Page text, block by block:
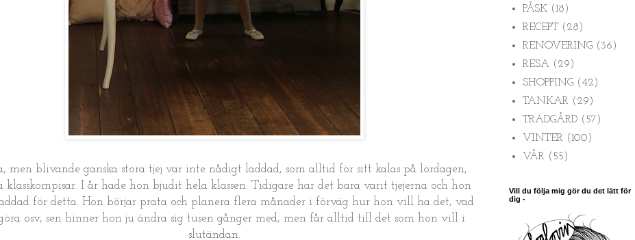
men blivande ganska stora tjej var inte nådigt laddad, som alltid för sitt kalas på lördagen,
klasskompisar. I år hade hon bjudit hela klassen. Tidigare har det bara varit tjejerna och hon
för detta. Hon börjar prata och planera flera månader i förväg hur hon vill ha det, vad
osv, sen hinner hon ju ändra sig tusen gånger med, men får alltid till det som hon vill i
slutändan.
PÅSK (18)
RECEPT (28)
RENOVERING (36)
RESA (29)
SHOPPING (42)
TANKAR (29)
TRÄDGÅRD (57)
VINTER (100)
VÅR (55)
Vill du följa mig gör du det lätt för
dig -